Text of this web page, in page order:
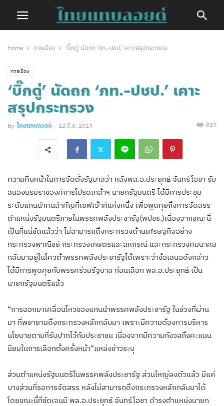
Home การเมือง ‘บิ๊กตู่’ นัดถก ‘ภท.-ปชป.’ เคาะสรุปกระทรวง
การเมือง
‘บิ๊กตู่’ นัดถก ‘ภท.-ปชป.’ เคาะ
สรุปกระทรวง
By ไทยแทบลอยด์ - 12 มิ.ย. 2019 819
ความคืบหน้าในการจัดตั้งรัฐบาลว่า หลังพล.อ.ประยุทธ์ จันทร์โอชา รับ
สนองบรมราชองค์การโปรดเกล้าฯ นายกรัฐมนตรี ได้มีการประชุม
ระดับแกนนำคนสำคัญที่เซฟเฮ้าท์แห่งหนึ่ง เพื่อพูดคุยถึงการจัดสรร
ตำแหน่งรัฐมนตรีภายในพรรคพลังประชารัฐ(พปชร.)เนื่องจากขณะนี้
เป็นที่แน่ชัดแล้วว่า ไม่สามารถดึงกระทรวงด้านเศรษฐกิจอย่าง
กระทรวงพาณิชย์ กระทรวงเกษตรและสหกรณ์ และกระทรวงคมนาคม
กลับมาอยู่ในโควต้าพรรคพลังประชารัฐได้เพราะว่าข้อเสนอดังกล่าว
ได้มีการพูดคุยกับพรรคร่วมรัฐบาล ก่อนเลือก พล.อ.ประยุทธ์ เป็น
นายกรัฐมนตรีแล้ว
“การออกมาเคลื่อนไหวของแกนนำพรรคพลังประชารัฐ ในช่วงที่ผ่าน
มา ที่พยายามดึงกระทรวงหลักกลับมา เพราะมีความต้องการบริหาร
นโยบายตามที่รับปากไว้กับประชาชน เนื่องจากมีความกังวลถึงคะแนน
นิยมในการเลือกตั้งครั้งหน้า”แหล่งข่าวระบุ
ส่วนตำแหน่งรัฐมนตรีในพรรคพลังประชารัฐ ส่วนใหญ่ลงตัวแล้ว มีแค่
บางส่วนที่รอการจัดสรร หลังไม่สามารถดึงกระทรวงหลักกลับมาได้
โดยขณะนี้ที่ชัดเจนมี พล.อ.ประยุทธ์ จันทร์โอชา ดำรงตำแหน่งนายก